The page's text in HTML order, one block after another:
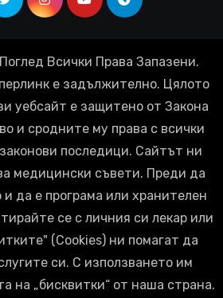
Всички Права Запазени.
е задължително. Цялото
уебсайт е защитено от Закона
и сродните му права с всички
последици. Сайтът ни
медицински съвети. Преди да
и да е програма или хранителен
се с личния си лекар или
(Cookies) ни помагат да
си. С използването им
на „бисквитки“ от наша страна.